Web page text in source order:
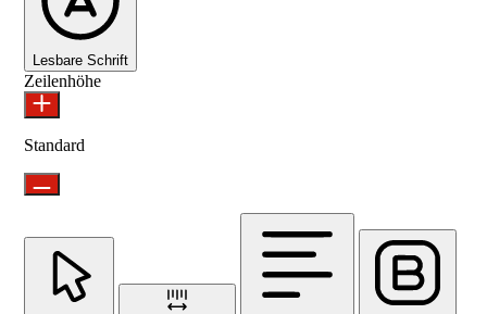
Lesbare Schrift
Zeilenhöhe
Standard